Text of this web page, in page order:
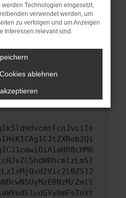
kann auch dazu
Funktionen nicht mehr
Webseitenbetreiber.
Schritte versucht
bitte. Wir werden
zu beheben. Du kannst
um uns bei der
Zmll
Technologien eingesetzt,
verwendet werden, um
zu verfolgen und um Anzeigen
Interessen relevant sind.
ablehnen